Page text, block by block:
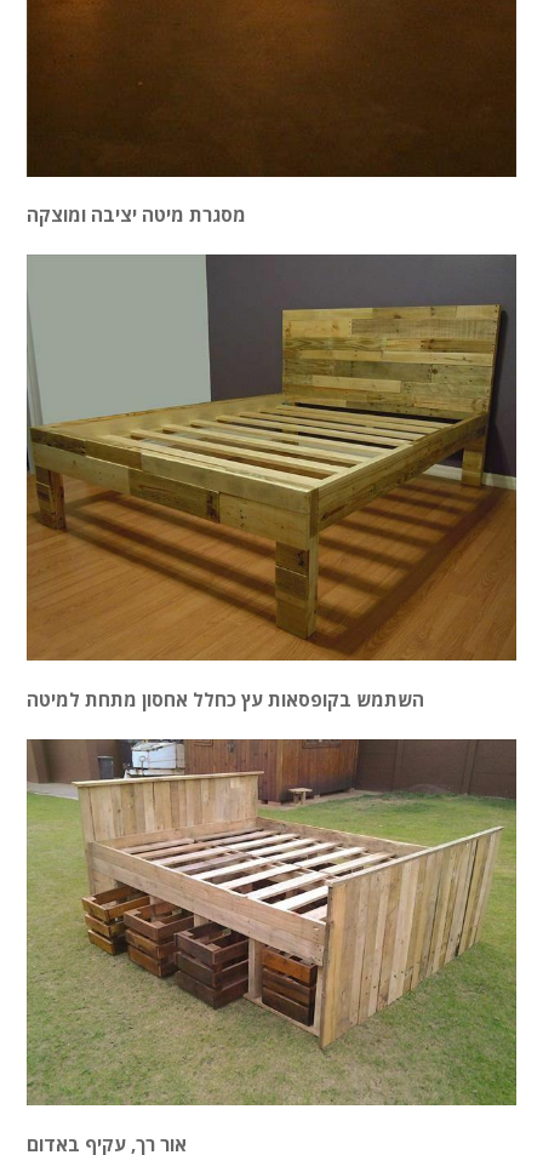
מסגרת מיטה יציבה ומוצקה
השתמש בקופסאות עץ כחלל אחסון מתחת למיטה
אור רך, עקיף באדום